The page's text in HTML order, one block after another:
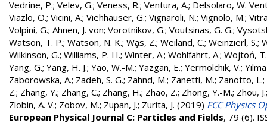
Vedrine, P.; Velev, G.; Veness, R.; Ventura, A.; Delsolaro, W.
Viazlo, O.; Vicini, A.; Viehhauser, G.; Vignaroli, N.; Vignolo, M.;
Volpini, G.; Ahnen, J. von; Vorotnikov, G.; Voutsinas, G. G.;
Watson, T. P.; Watson, N. K.; Wa̧s, Z.; Weiland, C.; Weinzierl, S.;
Wilkinson, G.; Williams, P. H.; Winter, A.; Wohlfahrt, A.; Wojtoń, T.
Yang, G.; Yang, H. J.; Yao, W.-M.; Yazgan, E.; Yermolchik, V.;
Zaborowska, A.; Zadeh, S. G.; Zahnd, M.; Zanetti, M.; Zanotto, L.;
Z.; Zhang, Y.; Zhang, C.; Zhang, H.; Zhao, Z.; Zhong, Y.-M.; Zhou, J.
Zlobin, A. V.; Zobov, M.; Zupan, J.; Zurita, J. (2019) FCC Physics
European Physical Journal C: Particles and Fields, 79 (6).